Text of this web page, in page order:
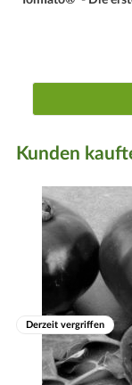
Kunden
Derzeit vergriffen